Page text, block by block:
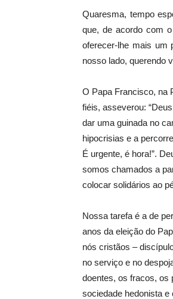
Quaresma, tempo
que, de acordo com
oferecer-lhe mais um
nosso lado, querendo
O Papa Francisco, na
fiéis, asseverou:
dar uma guinada no
hipocrisias e a
É urgente, é hora!”.
somos chamados a
colocar solidários ao
Nossa tarefa é a de
anos da eleição do
nós cristãos –
no serviço e no
doentes, os fracos, os
sociedade hedonista